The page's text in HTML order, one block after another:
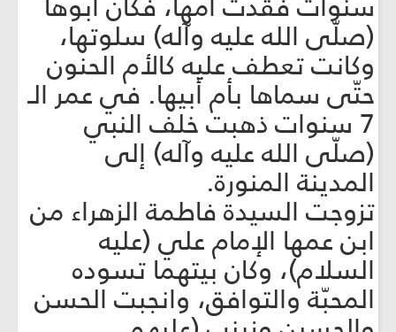
(صلّى الله عليه وآله) سلوتها،
وكانت تعطف عليه كالأم الحنون
حتّى سماها بأم أبيها. في عمر الـ
7 سنوات ذهبت خلف النبي
(صلّى الله عليه وآله) إلى
المدينة المنورة.
تزوجت السيدة فاطمة الزهراء من
ابن عمها الإمام علي (عليه
السلام)، وكان بيتهما تسوده
المحبّة والتوافق، وانجبت الحسن